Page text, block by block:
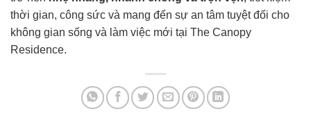
thời gian, công sức và mang đến sự an tâm tuyệt đối cho
không gian sống và làm việc mới tại The Canopy
Residence.